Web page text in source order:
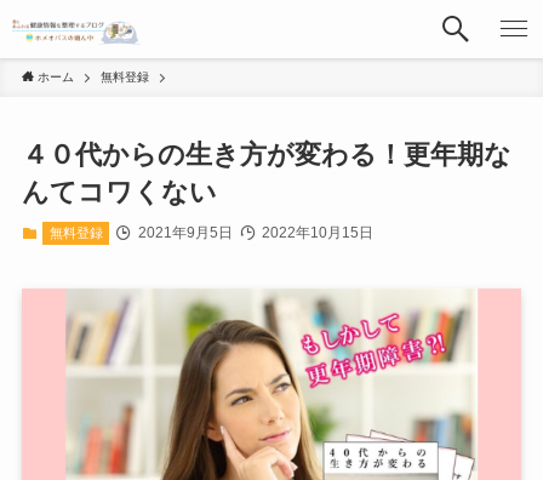
ホーム 無料登録
４０代からの生き方が変わる！更年期な
んてコワくない
無料登録 2021年9月5日 2022年10月15日